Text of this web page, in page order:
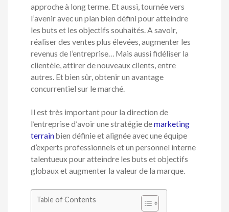
approche à long terme. Et aussi, tournée vers
l’avenir avec un plan bien défini pour atteindre
les buts et les objectifs souhaités. A savoir,
réaliser des ventes plus élevées, augmenter les
revenus de l’entreprise… Mais aussi fidéliser la
clientèle, attirer de nouveaux clients, entre
autres. Et bien sûr, obtenir un avantage
concurrentiel sur le marché.
Il est très important pour la direction de
l’entreprise d’avoir une stratégie demarketing
terrainbien définie et alignée avec une équipe
d’experts professionnels et un personnel interne
talentueux pour atteindre les buts et objectifs
globaux et augmenter la valeur de la marque.
Table of Contents